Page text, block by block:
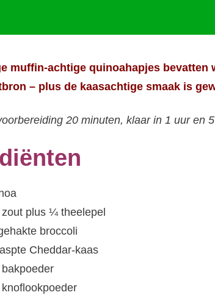
muffin-achtige quinoahapjes bevatten
– plus de kaasachtige smaak is
20 minuten, klaar in 1 uur en
plus ¼ theelepel
broccoli
Cheddar-kaas